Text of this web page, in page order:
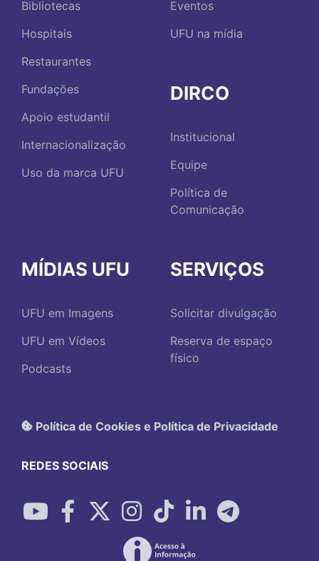
Bibliotecas
Hospitais
Restaurantes
Fundações
Apoio estudantil
Internacionalização
Uso da marca UFU
Eventos
UFU na mídia
DIRCO
Institucional
Equipe
Política de
Comunicação
MÍDIAS UFU
UFU em Imagens
UFU em Vídeos
Podcasts
SERVIÇOS
Solicitar divulgação
Reserva de espaço
físico
Política de Cookies e Política de Privacidade
REDES SOCIAIS